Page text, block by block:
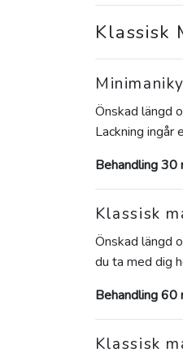
Klassisk
Önskad längd
Lackning ingår
Behandling 30
Klassisk
Önskad längd
du ta med dig
Behandling 60
Klassisk